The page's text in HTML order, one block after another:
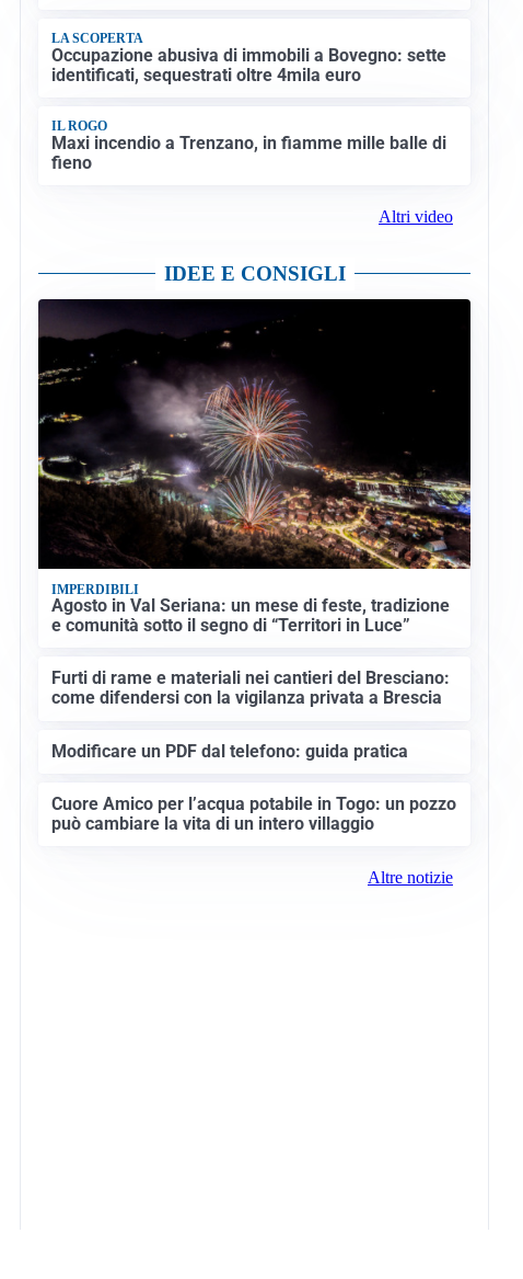
LA SCOPERTA
Occupazione abusiva di immobili a Bovegno: sette
identificati, sequestrati oltre 4mila euro
IL ROGO
Maxi incendio a Trenzano, in fiamme mille balle di
fieno
Altri video
IDEE E CONSIGLI
IMPERDIBILI
Agosto in Val Seriana: un mese di feste, tradizione
e comunità sotto il segno di “Territori in Luce”
Furti di rame e materiali nei cantieri del Bresciano:
come difendersi con la vigilanza privata a Brescia
Modificare un PDF dal telefono: guida pratica
Cuore Amico per l’acqua potabile in Togo: un pozzo
può cambiare la vita di un intero villaggio
Altre notizie